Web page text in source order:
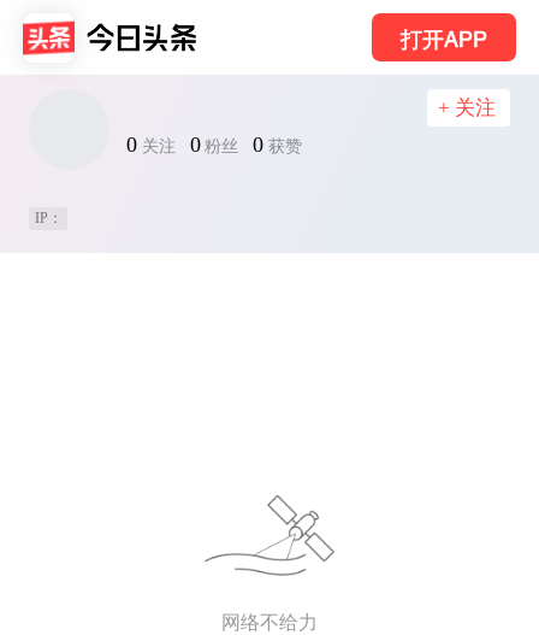
打开APP
0 关注 0 粉丝 0 获赞
+ 关注
IP：
网络不给力